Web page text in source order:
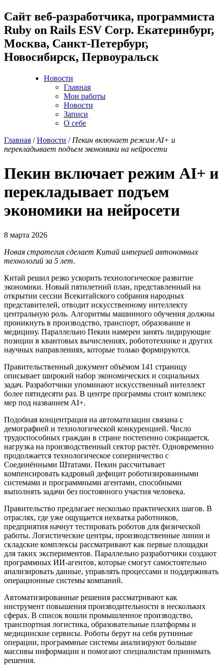
Cайт веб-разработчика, программиста
Ruby on Rails ESV Corp. Екатеринбург,
Москва, Санкт-Петербург,
Новосибирск, Первоуральск
Новости
Главная
Мои работы
Новости
Записи
О себе
Главная /Новости / Пекин включает режим AI+ и
перекладывает подъем экономики на нейросети
Пекин включает режим AI+ и
перекладывает подъем
экономики на нейросети
8 марта 2026
Новая стратегия сделает Китай империей автономных
технологий за 5 лет.
Китай решил резко ускорить технологическое развитие
экономики. Новый пятилетний план, представленный на
открытии сессии Всекитайского собрания народных
представителей, отводит искусственному интеллекту
центральную роль. Алгоритмы машинного обучения должны
проникнуть в производство, транспорт, образование и
медицину. Параллельно Пекин намерен занять лидирующие
позиции в квантовых вычислениях, робототехнике и других
научных направлениях, которые только формируются.
Правительственный документ объёмом 141 страницу
описывает широкий набор экономических и социальных
задач. Разработчики упоминают искусственный интеллект
более пятидесяти раз. В центре программы стоит комплекс
мер под названием AI+.
Подобная концентрация на автоматизации связана с
демографией и технологической конкуренцией. Число
трудоспособных граждан в стране постепенно сокращается,
нагрузка на производственный сектор растёт. Одновременно
продолжается технологическое соперничество с
Соединёнными Штатами. Пекин рассчитывает
компенсировать кадровый дефицит роботизированными
системами и программными агентами, способными
выполнять задачи без постоянного участия человека.
Правительство предлагает несколько практических шагов. В
отраслях, где уже ощущается нехватка работников,
предприятия начнут тестировать роботов для физической
работы. Логистические центры, производственные линии и
складские комплексы рассматривают как первые площадки
для таких экспериментов. Параллельно разработчики создают
программных ИИ-агентов, которые смогут самостоятельно
анализировать данные, управлять процессами и поддерживать
операционные системы компаний.
Автоматизированные решения рассматривают как
инструмент повышения производительности в нескольких
сферах. В список вошли промышленное производство,
транспортная логистика, образовательные платформы и
медицинские сервисы. Роботы берут на себя рутинные
операции, программные системы анализируют большие
массивы информации и помогают специалистам принимать
решения.